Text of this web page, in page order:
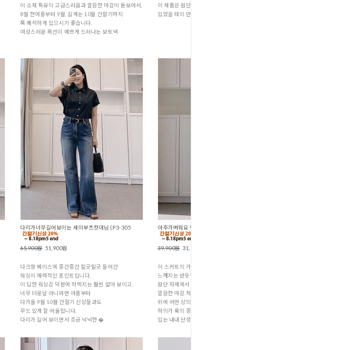
이 소재 특유의 고급스러움과 깔끔한 마감이 돋보여서,
8월 한여름부터 9월, 길게는 10월 간절기까지
쭉 쾌적하게 입으시기 좋습니다.
여성스러운 목선이 예쁘게 드러나는 보트넥
이 제품은 원단 자체의 힘이 확실해서
입었을 때의 만족감이 다릅니다.
다리가너무길어보이는 세미부츠컷데님 (P3-305
65,900원51,900원
다크청 베이스에 중간중간 힐긋힐긋 들어간
워싱이 매력적인 포인트입니다.
이 딥한 워싱감 덕분에 허벅지는 훨씬 얇아 보이고,
너무 더운날 아니라면 여름부터
다가올 9월 10월 간절기 신상들과도
무드 있게 잘 어울립니다.
다리가 길어 보이면서 조금 넉넉한 �
아주가벼워요 반듯한스커트 (S1-195
39,900원31,900원
이 스커트의 가장 돋보이는 장점은 입었을 때
느껴지는 반듯한 분위기입니다.
원단 자체에서 차분하게 떨어지는 느낌과
깔끔한 마감 처리가 시너지를 내어,
위에 어떤 상의를 입더라도
하의가 룩의 중심을 반듯하게 잡아줍니다.
입는 내내 단정하고 깔끔한 인상